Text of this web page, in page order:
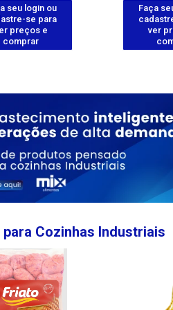
seu login ou
se para
preços e
comprar
Faça
ver
para Cozinhas Industriais